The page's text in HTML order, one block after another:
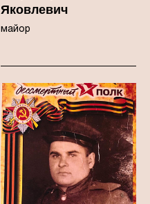
Яковлевич
майор